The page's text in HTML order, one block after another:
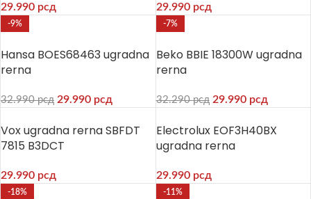
29.990 рсд 29.990 рсд
-9%
Hansa BOES68463 ugradna
rerna
32.990рсд 29.990 рсд
-7%
Beko BBIE 18300W ugradna
rerna
32.290рсд 29.990 рсд
Vox ugradna rerna SBFDT
7815 B3DCT
29.990 рсд
Electrolux EOF3H40BX
ugradna rerna
29.990 рсд
-18% -11%